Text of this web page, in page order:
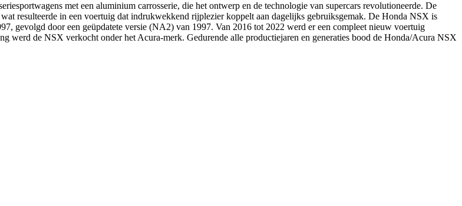
met een aluminium carrosserie, die het ontwerp en de technologie van supercars revolutioneerde. De
resulteerde in een voertuig dat indrukwekkend rijplezier koppelt aan dagelijks gebruiksgemak. De Honda NSX is
gevolgd door een geüpdatete versie (NA2) van 1997. Van 2016 tot 2022 werd er een compleet nieuw voertuig
de NSX verkocht onder het Acura-merk. Gedurende alle productiejaren en generaties bood de Honda/Acura NSX